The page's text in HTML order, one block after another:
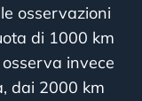
osservazioni
di 1000 km
osserva invece
dai 2000 km